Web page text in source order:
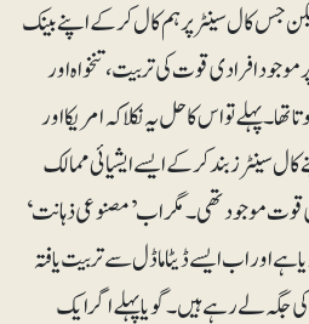
جس کال سینٹر پر ہم کال کرکے اپنے بینک
افرادی قوت کی تربیت، تنخواہ اور
پہلے تو اس کا حل یہ نکلا کہ امریکا اور
سینٹرز بند کرکے ایسے ایشیائی ممالک
موجود تھی۔ مگر اب ’مصنوعی ذہانت‘
ہے اور اب ایسے ڈیٹا ماڈل سے تربیت یافتہ
جگہ لے رہے ہیں۔ گویا پہلے اگر ایک